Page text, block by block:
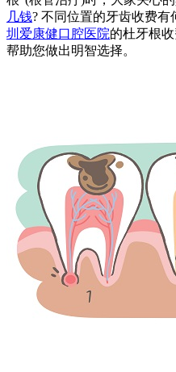
几钱? 不同位置的牙齿收费
圳爱康健口腔医院的杜牙根
帮助您做出明智选择。